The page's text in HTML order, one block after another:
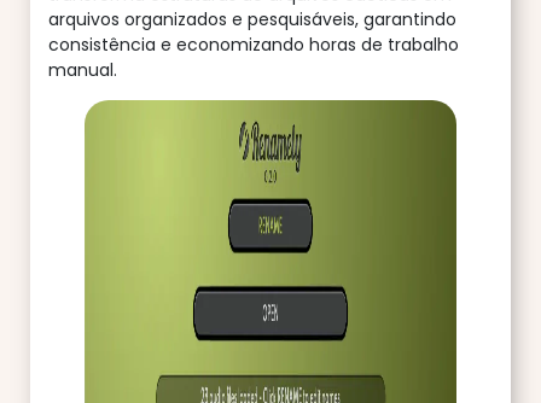
arquivos organizados e pesquisáveis, garantindo
consistência e economizando horas de trabalho
manual.